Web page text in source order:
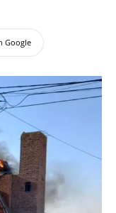
Google